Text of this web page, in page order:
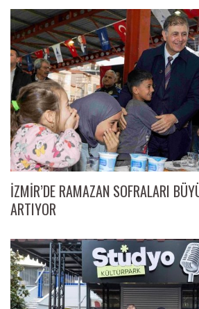
İZMİR’DE RAMAZAN SOFRALARI
ARTIYOR